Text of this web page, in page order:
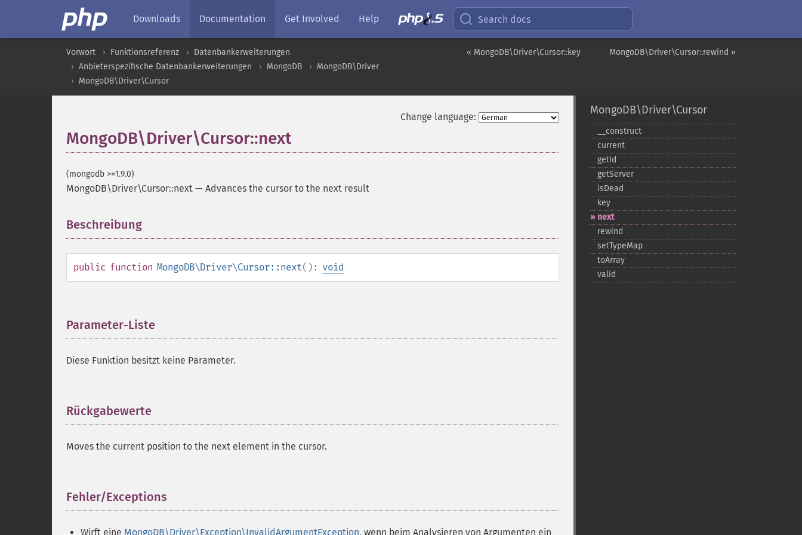
Downloads Documentation Get Involved Help Search docs
MongoDB\Driver\Cursor::rewind »
« MongoDB\Driver\Cursor::key
Vorwort Funktionsreferenz
Datenbankerweiterungen
Anbieterspezifische Datenbankerweiterungen
MongoDB
MongoDB\Driver
MongoDB\Driver\Cursor
Change language:
MongoDB\Driver\Cursor::next
(mongodb >=1.9.0)
MongoDB\Driver\Cursor::next — Advances the cursor to the next result
Beschreibung
public function MongoDB\Driver\Cursor::next(): void
Parameter-Liste
Diese Funktion besitzt keine Parameter.
Rückgabewerte
Moves the current position to the next element in the cursor.
Fehler/Exceptions
Wirft eine MongoDB\Driver\Exception\InvalidArgumentException, wenn beim Analysieren von Argumenten ein
MongoDB\Driver\Cursor
_​_​construct
current
getId
getServer
isDead
key
next
rewind
setTypeMap
toArray
valid